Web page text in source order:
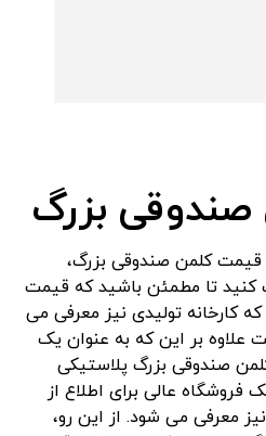
بزرگ
قیمت کلمن صندوقی بزرگ،
کنید تا مطمئن باشید که قیمت
کارخانه تولیدی نیز معرفی می
علاوه بر این که به عنوان یک
صندوقی بزرگ پلاستیکی
عالی برای اطلاع از
معرفی می شود. از این رو،